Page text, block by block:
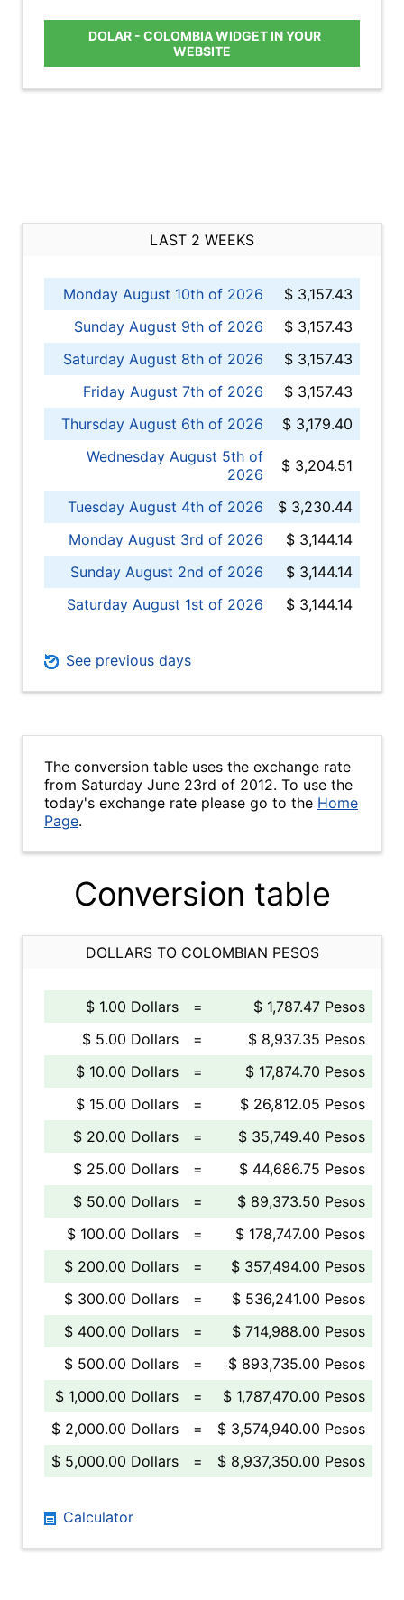
DOLAR - COLOMBIA WIDGET IN YOUR
WEBSITE
LAST 2 WEEKS
Monday August 10th of 2026
$ 3,157.43
Sunday August 9th of 2026
$ 3,157.43
Saturday August 8th of 2026
$ 3,157.43
Friday August 7th of 2026
$ 3,157.43
Thursday August 6th of 2026
$ 3,179.40
Wednesday August 5th of
2026
$ 3,204.51
Tuesday August 4th of 2026
$ 3,230.44
Monday August 3rd of 2026
$ 3,144.14
Sunday August 2nd of 2026
$ 3,144.14
Saturday August 1st of 2026
$ 3,144.14
See previous days
The conversion table uses the exchange rate
from Saturday June 23rd of 2012. To use the
today's exchange rate please go to the Home
Page.
Conversion table
DOLLARS TO COLOMBIAN PESOS
$ 1.00 Dollars =
$ 1,787.47 Pesos
$ 5.00 Dollars
=
$ 8,937.35 Pesos
$ 10.00 Dollars
=
$ 17,874.70 Pesos
$ 15.00 Dollars
=
$ 26,812.05 Pesos
$ 20.00 Dollars
=
$ 35,749.40 Pesos
$ 25.00 Dollars
=
$ 44,686.75 Pesos
$ 50.00 Dollars
=
$ 89,373.50 Pesos
$ 100.00 Dollars
=
$ 178,747.00 Pesos
$ 200.00 Dollars
=
$ 357,494.00 Pesos
$ 300.00 Dollars
=
$ 536,241.00 Pesos
$ 400.00 Dollars
=
$ 714,988.00 Pesos
$ 500.00 Dollars
=
$ 893,735.00 Pesos
$ 1,000.00 Dollars
=
$ 1,787,470.00 Pesos
$ 2,000.00 Dollars
=
$ 3,574,940.00 Pesos
$ 5,000.00 Dollars
= $ 8,937,350.00 Pesos
Calculator